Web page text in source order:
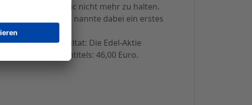
von Edel music nicht mehr zu halten.
bezeichnet und nannte dabei ein erstes
Das Resultat: Die Edel-Aktie
des Medientitels: 46,00 Euro.